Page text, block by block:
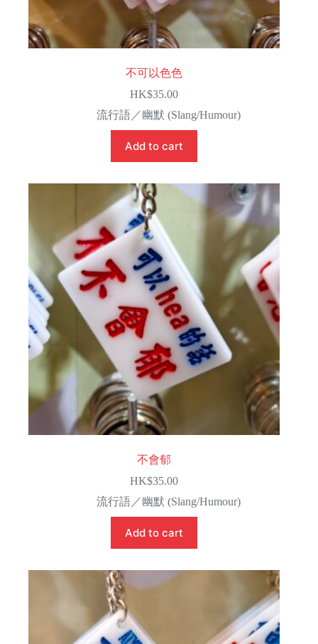
不可以色色
HK$35.00
流行語／幽默 (Slang/Humour)
Add to cart
不會郁
HK$35.00
流行語／幽默 (Slang/Humour)
Add to cart